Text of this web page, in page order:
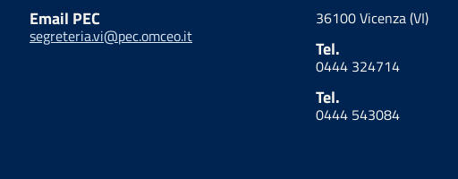
Email PEC
segreteria.vi@pec.omceo.it
36100 Vicenza (VI)
Tel.
0444 324714
Tel.
0444 543084